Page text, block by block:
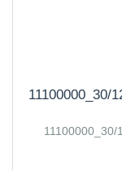
11100000_30/